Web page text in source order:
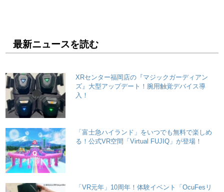
最新ニュースを読む
XRセンター福岡店の『マジックガーディアン
ズ』大型アップデート！腕用触覚デバイス導
入！
「富士急ハイランド」をいつでも無料で楽しめ
る！公式VR空間「Virtual FUJIQ」が登場！
「VR元年」10周年！体験イベント「OcuFesリ